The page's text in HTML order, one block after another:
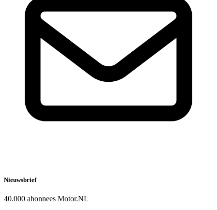
Nieuwsbrief
40.000 abonnees Motor.NL